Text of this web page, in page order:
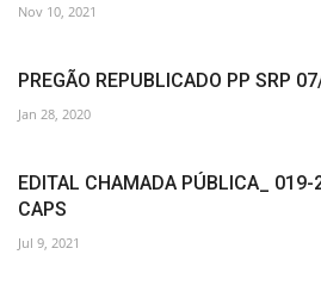
Nov 10, 2021
PREGÃO REPUBLICADO PP SRP
Jan 28, 2020
EDITAL CHAMADA PÚBLICA_ 019-
CAPS
Jul 9, 2021